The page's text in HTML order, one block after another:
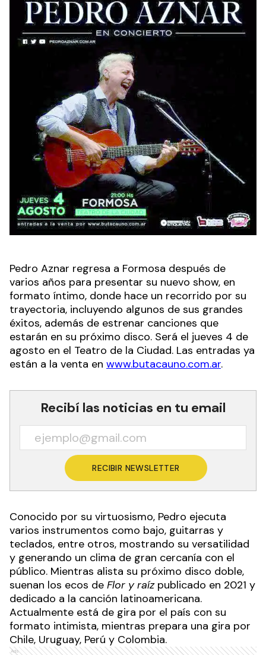
Pedro Aznar regresa a Formosa después de
varios años para presentar su nuevo show, en
formato íntimo, donde hace un recorrido por su
trayectoria, incluyendo algunos de sus grandes
éxitos, además de estrenar canciones que
estarán en su próximo disco. Será el jueves 4 de
agosto en el Teatro de la Ciudad. Las entradas ya
están a la venta en www.butacauno.com.ar.
Recibí las noticias en tu email
RECIBIR NEWSLETTER
Conocido por su virtuosismo, Pedro ejecuta
varios instrumentos como bajo, guitarras y
teclados, entre otros, mostrando su versatilidad
y generando un clima de gran cercanía con el
público. Mientras alista su próximo disco doble,
suenan los ecos de Flor y raízpublicado en 2021 y
dedicado a la canción latinoamericana.
Actualmente está de gira por el país con su
formato intimista, mientras prepara una gira por
Chile, Uruguay, Perú y Colombia.
Ads